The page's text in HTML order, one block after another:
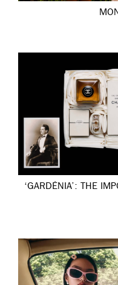
‘GARDÉNIA’: THE